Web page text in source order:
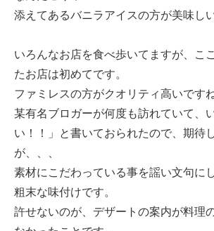
添えてあるバニラアイスの方が美味し
いろんなお店を食べ歩いてますが、こ
たお店は初めてです。
ファミレスの方がクオリティ高いですね
某有名ブロガーが何度も訪れていて、
い！！」と書いておられたので、期待
が、、、
素材にこだわっている事を謡い文句に
粗末な味付けです。
許せないのが、デザートの案内が料理